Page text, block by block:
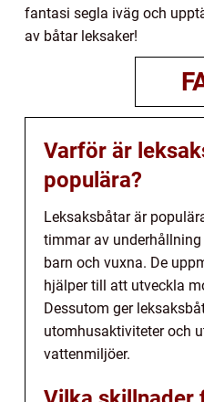
fantasi segla iväg och
av båtar leksaker!
Varför är
populära?
Leksaksbåtar är
timmar av
barn och vuxna. De
hjälper till att utveckla
Dessutom ger
utomhusaktiviteter och
vattenmiljöer.